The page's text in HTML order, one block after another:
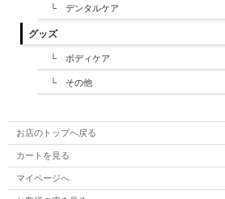
└ デンタルケア
グッズ
└ ボディケア
└ その他
お店のトップへ戻る
カートを見る
マイページへ